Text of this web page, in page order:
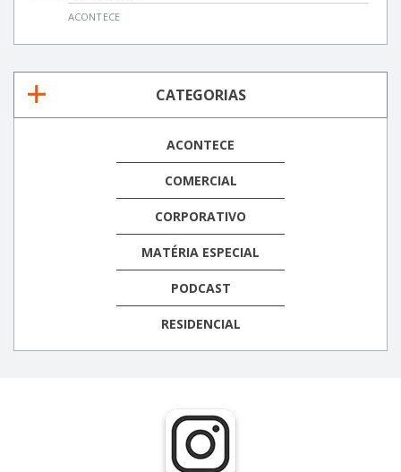
ACONTECE
CATEGORIAS
ACONTECE
COMERCIAL
CORPORATIVO
MATÉRIA ESPECIAL
PODCAST
RESIDENCIAL